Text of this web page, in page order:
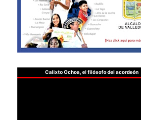
Calixto Ochoa, el filósofo del acordeón